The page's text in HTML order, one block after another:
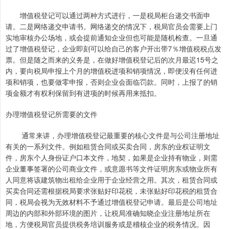
增值税登记可以通过两种方式进行，一是税局柜台递交书面申
请。二是网络递交申请书。网络递交的情况下，税局官员会需要上门
实地审核办公场地，或会提前通知企业但也可能是随机检查。一旦通
过了增值税登记，企业即刻可以给自己的客户开出带7％增值税税点发
票。但是随之而来的义务是，在做好增值税登记后的次月最迟15号之
内，要向税局申报上个月的增值税进项和销项情况，即便没有任何进
项和销项，也要做零申报，否则企业会面临罚款。同时，上报了的销
项金额才有权利保留到有进项的时候再用来抵扣。
办理增值税登记所需要的文件
通常来讲，办理增值税登记最重要的核心文件是与公司注册地址
有关的一系列文件。例如租赁合同或买卖合同，房东的业权证明文
件，房东个人身份证户口本文件，地契，如果是企业持有物业，则需
企业董事签署的公司商业文件，或意愿书等文件证明房东或物业所有
人同意将该建筑物出租给企业用于企业经营之用。其次，租赁合同或
买卖合同还需根据税局要求张贴好印花税，未张贴好印花税的租赁合
同，税局会视为无效材料不予通过增值税登记申请。最后是公司地址
周边的内部和外部环境的图片，让税局准确知晓企业注册地址所在
地，方便税局官员提供税务培训服务或是稽核企业的税务情况。因